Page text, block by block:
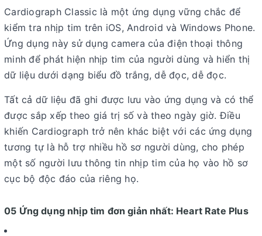
Cardiograph Classic là một ứng dụng vững chắc để
kiểm tra nhịp tim trên iOS, Android và Windows Phone.
Ứng dụng này sử dụng camera của điện thoại thông
minh để phát hiện nhịp tim của người dùng và hiển thị
dữ liệu dưới dạng biểu đồ trắng, dễ đọc, dễ đọc.
Tất cả dữ liệu đã ghi được lưu vào ứng dụng và có thể
được sắp xếp theo giá trị số và theo ngày giờ. Điều
khiến Cardiograph trở nên khác biệt với các ứng dụng
tương tự là hỗ trợ nhiều hồ sơ người dùng, cho phép
một số người lưu thông tin nhịp tim của họ vào hồ sơ
cục bộ độc đáo của riêng họ.
05 Ứng dụng nhịp tim đơn giản nhất: Heart Rate Plus